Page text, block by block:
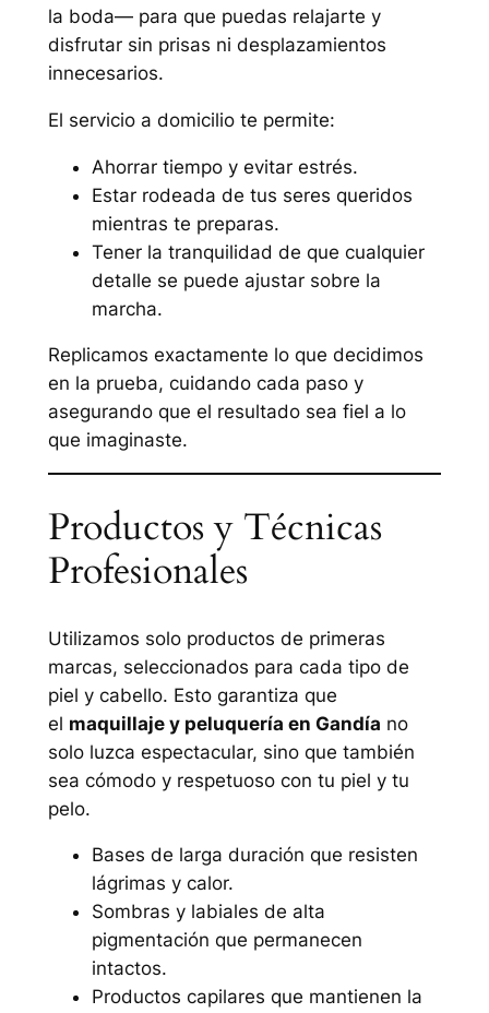
la boda— para que puedas relajarte y
disfrutar sin prisas ni desplazamientos
innecesarios.
El servicio a domicilio te permite:
Ahorrar tiempo y evitar estrés.
Estar rodeada de tus seres queridos
mientras te preparas.
Tener la tranquilidad de que cualquier
detalle se puede ajustar sobre la
marcha.
Replicamos exactamente lo que decidimos
en la prueba, cuidando cada paso y
asegurando que el resultado sea fiel a lo
que imaginaste.
Productos y Técnicas
Profesionales
Utilizamos solo productos de primeras
marcas, seleccionados para cada tipo de
piel y cabello. Esto garantiza que
el maquillaje y peluquería en Gandía no
solo luzca espectacular, sino que también
sea cómodo y respetuoso con tu piel y tu
pelo.
Bases de larga duración que resisten
lágrimas y calor.
Sombras y labiales de alta
pigmentación que permanecen
intactos.
Productos capilares que mantienen la